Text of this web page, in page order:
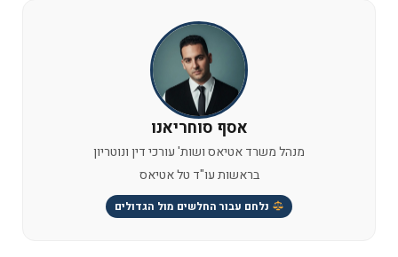
אסף סוחריאנו
מנהל משרד אטיאס ושות' עורכי דין ונוטריון
בראשות עו"ד טל אטיאס
נלחם עבור החלשים מול הגדולים